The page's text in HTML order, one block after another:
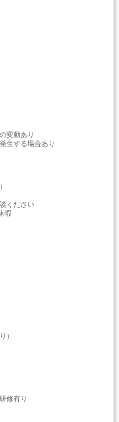
変動あり
生する場合あり
ください
暇
）
修有り